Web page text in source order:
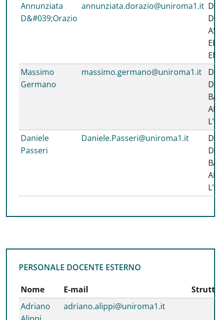
Annunziata
D&#039;Orazio
annunziata.dorazio@uniroma1.it
DI
Massimo
Germano
massimo.germano@uniroma1.it
DI
Daniele
Passeri
Daniele.Passeri@uniroma1.it
DI
PERSONALE DOCENTE ESTERNO
PERSONALE DOCENTE ESTERNO
Nome E-mail
Adriano
adriano.alippi@uniroma1.it